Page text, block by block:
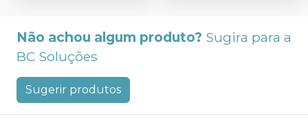
Não achou algum produto? Sugira para a
BC Soluções
Sugerir produtos